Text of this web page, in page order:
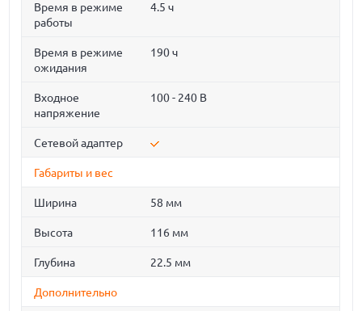
Время в режиме
работы
4.5 ч
Время в режиме
ожидания
190 ч
Входное
напряжение
100 - 240 В
Сетевой адаптер
Габариты и вес
Ширина 58 мм
Высота 116 мм
Глубина 22.5 мм
Дополнительно